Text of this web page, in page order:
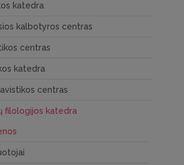
katedra
kalbotyros centras
centras
katedra
centras
filologijos katedra